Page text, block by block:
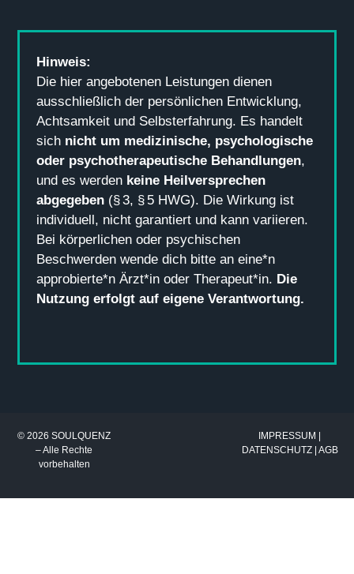
Hinweis:
Die hier angebotenen Leistungen dienen
ausschließlich der persönlichen Entwicklung,
Achtsamkeit und Selbsterfahrung. Es handelt
sich nicht um medizinische, psychologische
oder psychotherapeutische Behandlungen,
und es werden keine Heilversprechen
abgegeben(§ 3, § 5 HWG). Die Wirkung ist
individuell, nicht garantiert und kann variieren.
Bei körperlichen oder psychischen
Beschwerden wende dich bitte an eine*n
approbierte*n Ärzt*in oder Therapeut*in. Die
Nutzung erfolgt auf eigene Verantwortung.
© 2026 SOULQUENZ
– Alle Rechte
vorbehalten
IMPRESSUM |
DATENSCHUTZ | AGB